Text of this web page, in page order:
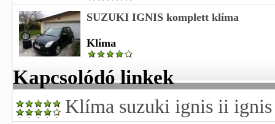
SUZUKI IGNIS komplett klíma
Klíma
Kapcsolódó linkek
Klíma suzuki ignis ii ignis